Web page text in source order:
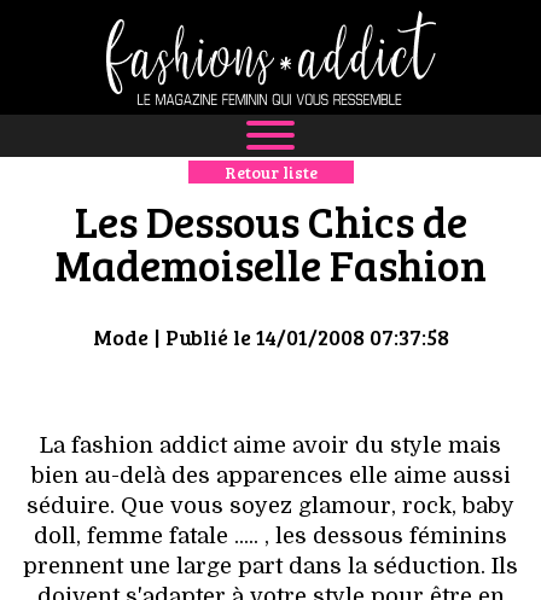
NEWS
MODE
BOUTIQUE
CULTURE
HIGH TECH
Retour liste
Les Dessous Chics de
Mademoiselle Fashion
Mode| Publié le 14/01/2008 07:37:58
La fashion addict aime avoir du style mais
bien au-delà des apparences elle aime aussi
séduire. Que vous soyez glamour, rock, baby
doll, femme fatale ..... , les dessous féminins
prennent une large part dans la séduction. Ils